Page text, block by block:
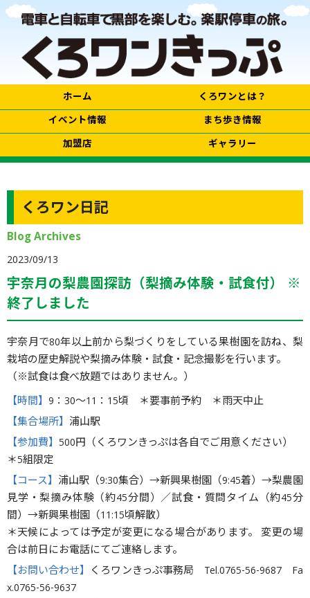
ホーム
くろワンとは？
イベント情報
まち歩き情報
加盟店
ギャラリー
くろワン日記
Blog Archives
2023/09/13
宇奈月の梨農園探訪（梨摘み体験・試食付） ※
終了しました
宇奈月で80年以上前から梨づくりをしている果樹園を訪ね、梨
栽培の歴史解説や梨摘み体験・試食・記念撮影を行います。
（※試食は食べ放題ではありません。）
【時間】 9：30〜11：15頃 ＊要事前予約 ＊雨天中止
【集合場所】 浦山駅
【参加費】 500円（くろワンきっぷは各自でご用意ください）
＊5組限定
【コース】 浦山駅（9:30集合）→新興果樹園（9:45着）→梨農園
見学・梨摘み体験（約45分間）／試食・質問タイム（約45分
間）→新興果樹園（11:15頃解散）
＊天候によっては予定が変更になる場合があります。 変更の場
合は前日にお電話にてご連絡します。
【お問い合わせ】 くろワンきっぷ事務局 Tel.0765-56-9687 Fa
x.0765-56-9637